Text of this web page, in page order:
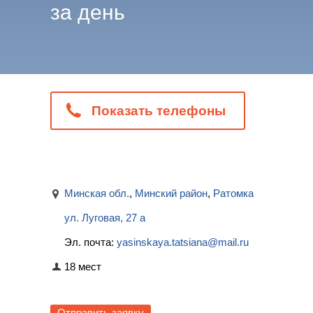
за день
Показать телефоны
Минская обл., Минский район, Ратомка
ул. Луговая, 27 а
Эл. почта: yasinskaya.tatsiana@mail.ru
18 мест